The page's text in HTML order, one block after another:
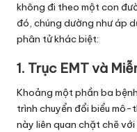
không đi theo một con
đó, chúng dường như áp
phân tử khác biệt:
1. Trục EMT và
Khoảng một phần ba
trình chuyển đổi biểu mô-
này liên quan chặt chẽ